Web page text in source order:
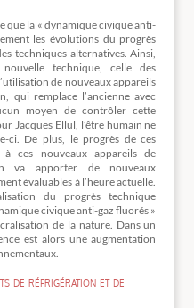
que la « dynamique civique anti-
les évolutions du progrès
techniques alternatives. Ainsi,
technique, celle des
de nouveaux appareils
qui remplace l’ancienne avec
moyen de contrôler cette
Jacques Ellul, l’être humain ne
ci. De plus, le progrès de ces
à ces nouveaux appareils de
va apporter de nouveaux
évaluables à l’heure actuelle.
du progrès technique
civique anti-gaz fluorés »
de la nature. Dans un
est alors une augmentation
de réfrigération et de